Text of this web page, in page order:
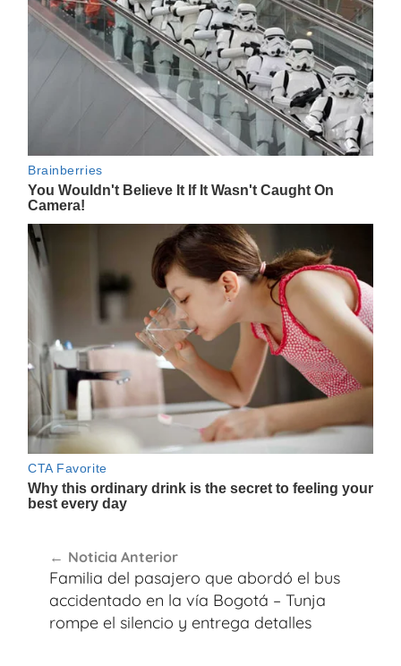
de
entradas
Noticia Anterior
Familia del pasajero que abordó el bus
accidentado en la vía Bogotá – Tunja
rompe el silencio y entrega detalles